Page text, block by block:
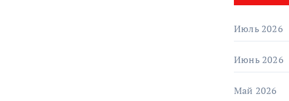
Июль 2026
Июнь 2026
Май 2026